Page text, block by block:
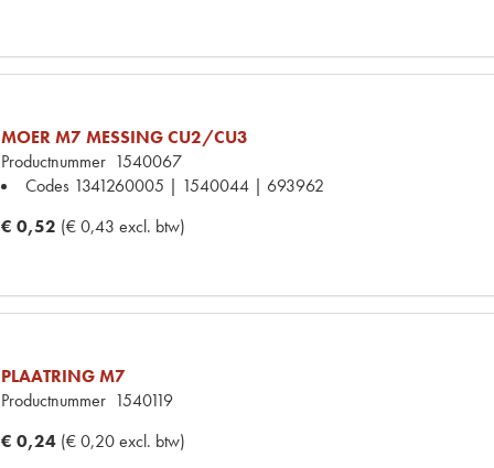
MOER M7 MESSING CU2/CU3
Productnummer 1540067
Codes 1341260005 | 1540044 | 693962
€ 0,52 (€ 0,43 excl. btw)
PLAATRING M7
Productnummer 1540119
€ 0,24 (€ 0,20 excl. btw)